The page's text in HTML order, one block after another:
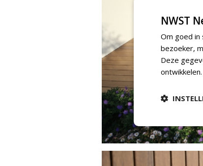
NWST
Om goed in
bezoeker,
Deze
ontwikkelen.